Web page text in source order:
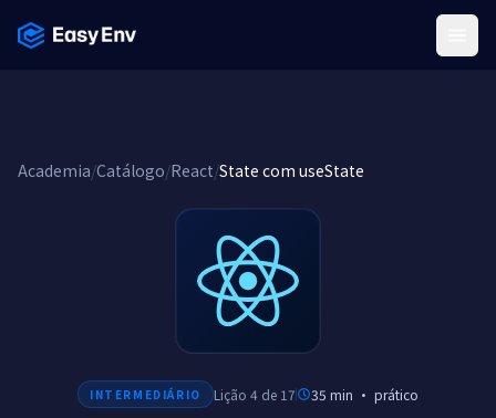
Academia/Catálogo/React/State com useState
INTERMEDIÁRIO Lição 4 de 17 35 min · prático